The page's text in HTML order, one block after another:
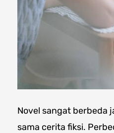
Novel sangat berbeda
sama cerita fiksi.